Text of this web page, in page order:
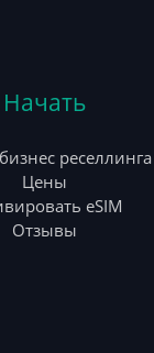
Начать
реселлинга
Цены
eSIM
Отзывы